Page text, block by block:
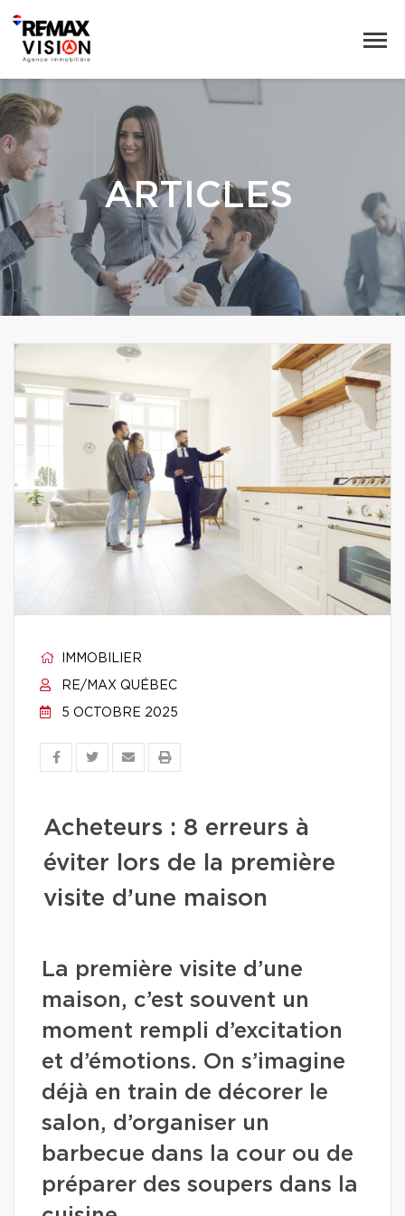
ARTICLES
IMMOBILIER
RE/MAX QUÉBEC
5 OCTOBRE 2025
Acheteurs : 8 erreurs à
éviter lors de la première
visite d’une maison
La première visite d’une
maison, c’est souvent un
moment rempli d’excitation
et d’émotions. On s’imagine
déjà en train de décorer le
salon, d’organiser un
barbecue dans la cour ou de
préparer des soupers dans la